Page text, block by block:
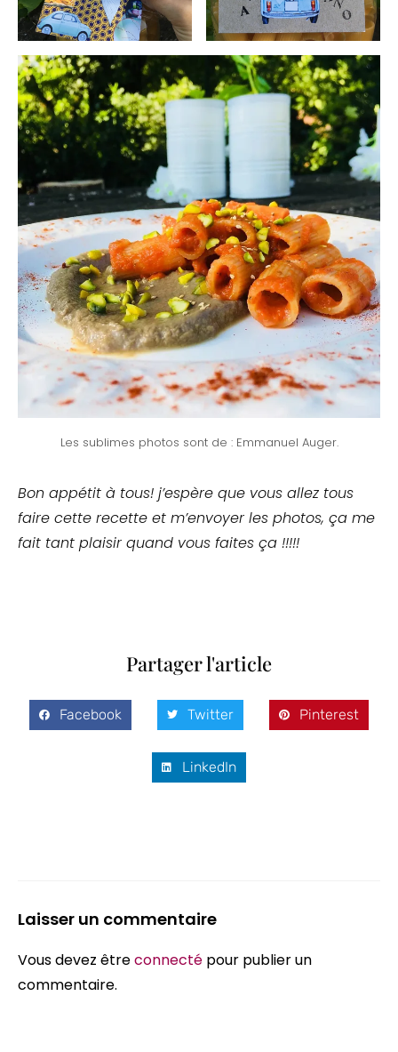
Les sublimes photos sont de : Emmanuel Auger.
Bon appétit à tous! j’espère que vous allez tous
faire cette recette et m’envoyer les photos, ça me
fait tant plaisir quand vous faites ça !!!!!
Partager l'article
Facebook Twitter Pinterest
LinkedIn
Laisser un commentaire
Vous devez êtreconnecté pour publier un
commentaire.